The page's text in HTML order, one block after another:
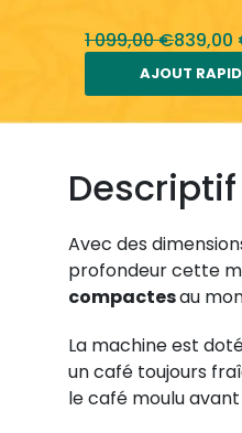
1 099,00 €839,00
AJOUT
Avec des
profondeur cette
compactesau
La machine est
un café toujours
le café moulu